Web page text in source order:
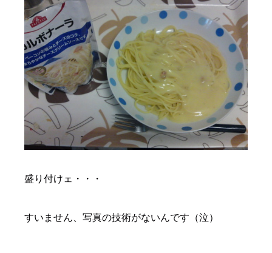
盛り付けェ・・・
すいません、写真の技術がないんです（泣）